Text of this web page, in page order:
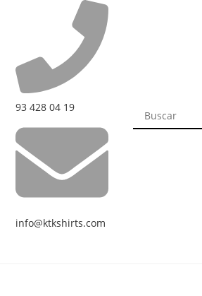
93 428 04 19
info@ktkshirts.com